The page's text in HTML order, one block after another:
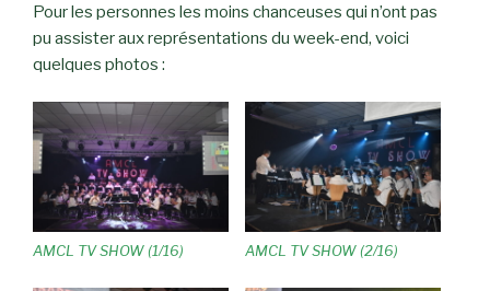
Pour les personnes les moins chanceuses qui n’ont pas
pu assister aux représentations du week-end, voici
quelques photos :
AMCL TV SHOW (1/16) AMCL TV SHOW (2/16)